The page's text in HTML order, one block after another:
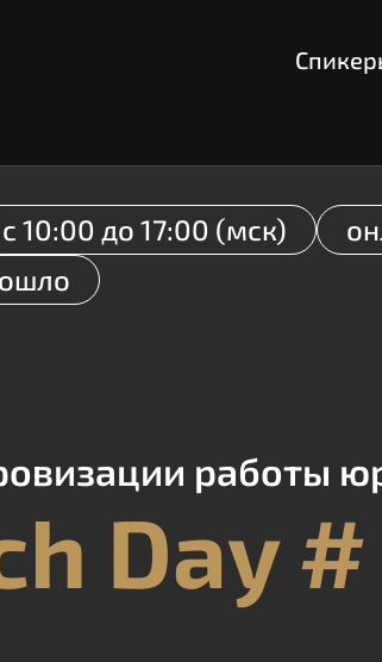
с 10:00 до 17:00 (мск)
работы
Day